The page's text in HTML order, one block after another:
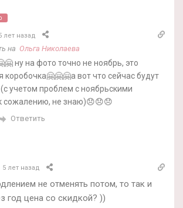
лет назад
на Ольга Николаева
ну на фото точно не ноябрь, это
коробочка🤗🤗🤗а вот что сейчас будут
учетом проблем с ноябрьскими
сожалению, не знаю)😞😞😞
Ответить
5 лет назад
не отменять потом, то так и
год цена со скидкой? ))